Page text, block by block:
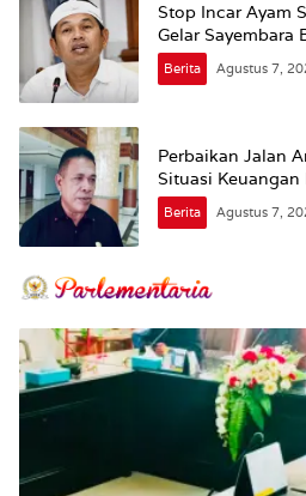
Stop Incar Ayam
Gelar Sayembara
Berita Agustus 7,
Perbaikan Jalan
Situasi
Berita Agustus 7,